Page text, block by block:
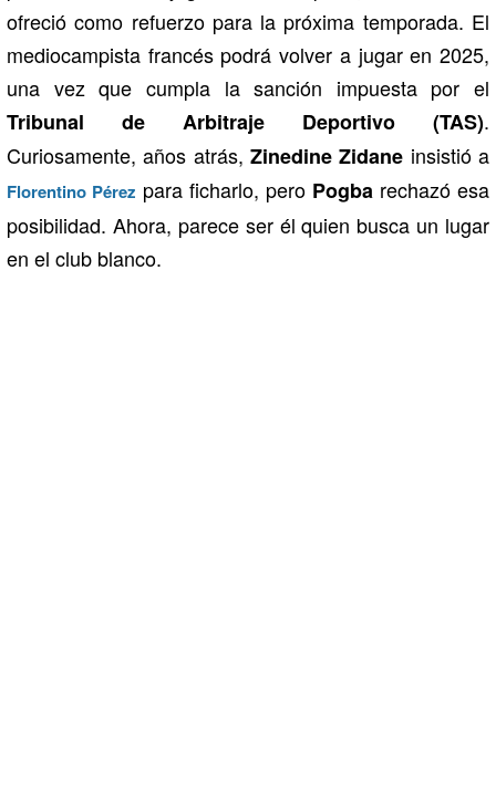
ofreció como refuerzo para la próxima temporada. El
mediocampista francés podrá volver a jugar en 2025,
una vez que cumpla la sanción impuesta por el
Tribunal de Arbitraje Deportivo (TAS).
Curiosamente, años atrás, Zinedine Zidane insistió a
Florentino Pérez para ficharlo, pero Pogba rechazó esa
posibilidad. Ahora, parece ser él quien busca un lugar
en el club blanco.